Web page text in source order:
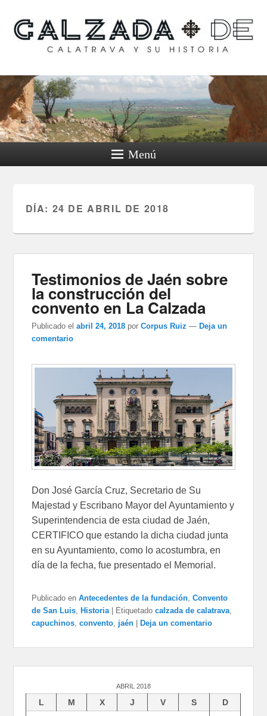
Calzada de Calatrava y
su historia
Menú
DÍA: 24 DE ABRIL DE 2018
Testimonios de Jaén sobre
la construcción del
convento en La Calzada
Publicado el abril 24, 2018 porCorpus Ruiz — Deja un
comentario
Don José García Cruz, Secretario de Su
Majestad y Escribano Mayor del Ayuntamiento y
Superintendencia de esta ciudad de Jaén,
CERTIFICO que estando la dicha ciudad junta
en su Ayuntamiento, como lo acostumbra, en
día de la fecha, fue presentado el Memorial.
Publicado en Antecedentes de la fundación,Convento
de San Luis, Historia Etiquetado calzada de calatrava,
capuchinos,convento, jaén Deja un comentario
ABRIL 2018
L M X J V S
D